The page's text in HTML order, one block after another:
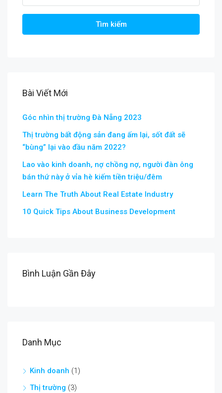
Tìm kiếm
Bài Viết Mới
Góc nhìn thị trường Đà Nẵng 2023
Thị trường bất động sản đang ấm lại, sốt đất sẽ
“bùng” lại vào đầu năm 2022?
Lao vào kinh doanh, nợ chồng nợ, người đàn ông
bán thứ này ở vỉa hè kiếm tiền triệu/đêm
Learn The Truth About Real Estate Industry
10 Quick Tips About Business Development
Bình Luận Gần Đây
Danh Mục
Kinh doanh (1)
Thị trường (3)